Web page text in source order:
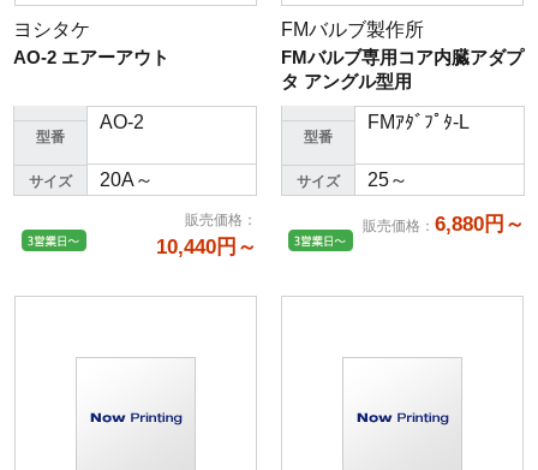
ヨシタケ
AO-2 エアーアウト
型番
AO-2
サイズ 20A～
販売価格 ：
10,440円～
FMバルブ製作所
FMバルブ専用コア内臓アダプ
タ アングル型用
型番
FMｱﾀﾞﾌﾟﾀ-L
サイズ 25～
販売価格 ： 6,880円～